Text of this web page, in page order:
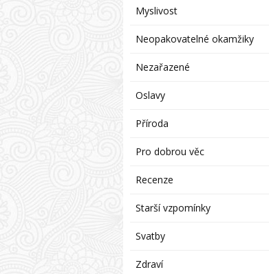
Myslivost
Neopakovatelné okamžiky
Nezařazené
Oslavy
Příroda
Pro dobrou věc
Recenze
Starší vzpomínky
Svatby
Zdraví